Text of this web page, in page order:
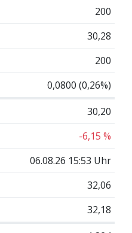
200
30,28
200
0,0800 (0,26%)
30,20
-6,15 %
06.08.26 15:53 Uhr
32,06
32,18